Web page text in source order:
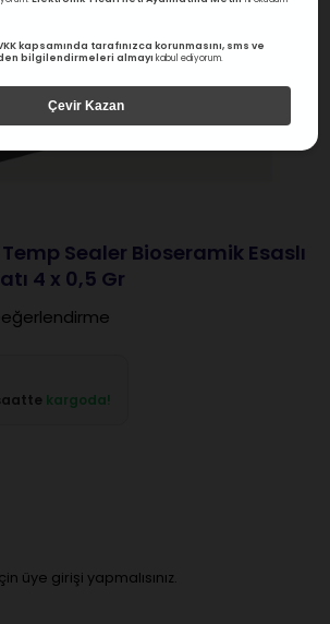
Sealer Bioseramik Esaslı
4 x 0,5 Gr
kargoda!
üye girişi yapmalısınız.
kapsamında tarafınızca korunmasını, sms ve
bilgilendirmeleri almayı kabul ediyorum.
Çevir Kazan